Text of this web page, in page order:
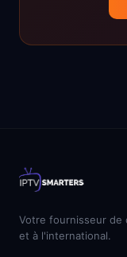
Votre fournisseur de
et à l'international.